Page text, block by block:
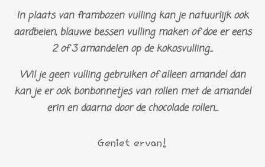
In plaats van frambozen vulling kan je natuurlijk ook
aardbeien, blauwe bessen vulling maken of doe er eens
2 of 3 amandelen op de kokosvulling...
Wil je geen vulling gebruiken of alleen amandel dan
kan je er ook bonbonnetjes van rollen met de amandel
erin en daarna door de chocolade rollen...
Geniet ervan!